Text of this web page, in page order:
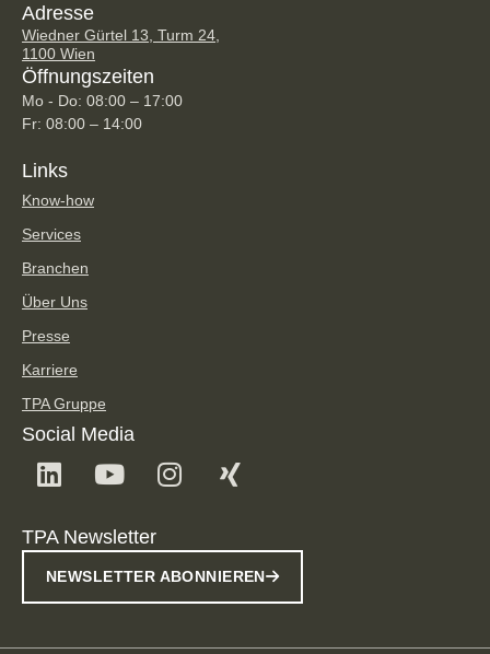
Adresse
Wiedner Gürtel 13, Turm 24,
1100 Wien
Öffnungszeiten
Mo - Do: 08:00 – 17:00
Fr: 08:00 – 14:00
Links
Know-how
Services
Branchen
Über Uns
Presse
Karriere
TPA Gruppe
Social Media
TPA Newsletter
NEWSLETTER ABONNIEREN